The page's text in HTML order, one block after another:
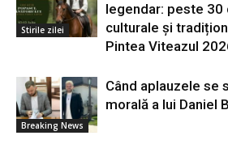
Stirile zilei
legendar: peste 30
culturale și
Pintea Viteazul
Breaking News
Când aplauzele se
morală a lui Daniel